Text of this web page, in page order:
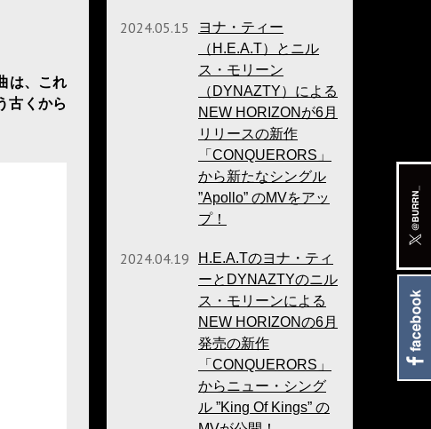
は、これ
古くから
2024.05.15
ヨナ・ティー
（H.E.A.T）とニル
ス・モリーン
（DYNAZTY）による
NEW HORIZONが6月
リリースの新作
「CONQUERORS」
から新たなシングル
”Apollo” のMVをアッ
プ！
2024.04.19
H.E.A.Tのヨナ・ティ
ーとDYNAZTYのニル
ス・モリーンによる
NEW HORIZONの6月
発売の新作
「CONQUERORS」
からニュー・シング
ル ”King Of Kings” の